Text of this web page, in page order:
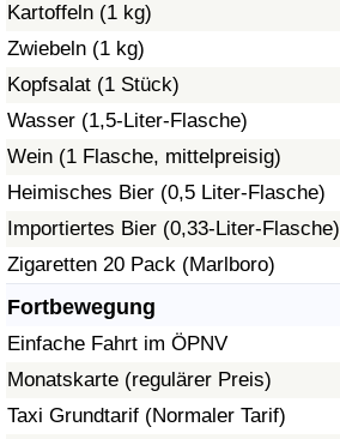
Kartoffeln (1 kg)
Zwiebeln (1 kg)
Kopfsalat (1 Stück)
Wasser (1,5-Liter-Flasche)
Wein (1 Flasche, mittelpreisig)
Heimisches Bier (0,5 Liter-Flasche)
Importiertes Bier (0,33-Liter-Flasche)
Zigaretten 20 Pack (Marlboro)
Fortbewegung
Einfache Fahrt im ÖPNV
Monatskarte (regulärer Preis)
Taxi Grundtarif (Normaler Tarif)
Verkehr
Verkehrs-Index
Verkehrs-Index (aktuell)
Verkehrs-Index nach Land